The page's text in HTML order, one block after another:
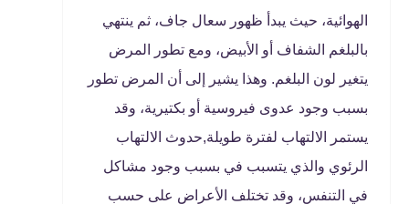
الهوائية، حيث يبدأ ظهور سعال جاف، ثم ينتهي
بالبلغم الشفاف أو الأبيض، ومع تطور المرض
يتغير لون البلغم. وهذا يشير إلى أن المرض تطور
بسبب وجود عدوى فيروسية أو بكتيرية، وقد
يستمر الالتهاب لفترة طويلة,حدوث الالتهاب
الرئوي والذي يتسبب في بسبب وجود مشاكل
في التنفس، وقد تختلف الأعراض على حسب